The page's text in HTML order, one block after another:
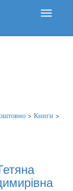
> Книги >